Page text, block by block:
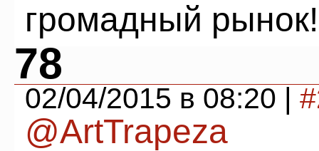
громадный рынок!
78
02/04/2015 в 08:20 |
@ArtTrapeza